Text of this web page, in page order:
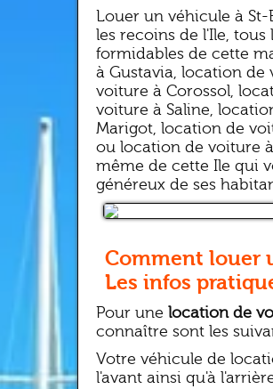
Louer un véhicule à
les recoins de l'Ile,
formidables de cette
à Gustavia, location de
voiture à Corossol,
voiture à Saline,
Marigot, location de
ou location de voiture
même de cette Ile qui
généreux de ses
Comment louer
Les infos
Pour une location de
connaître sont les
Votre véhicule de
l'avant ainsi qu'à